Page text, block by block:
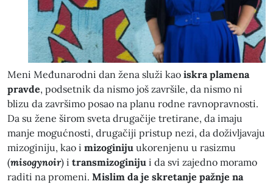
Meni Međunarodni dan žena služi kao iskra plamena
pravde, podsetnik da nismo još završile, da nismo ni
blizu da završimo posao na planu rodne ravnopravnosti.
Da su žene širom sveta drugačije tretirane, da imaju
manje mogućnosti, drugačiji pristup nezi, da doživljavaju
mizoginiju, kao i mizoginiju ukorenjenu u rasizmu
(misogynoir) i transmizoginiju i da svi zajedno moramo
raditi na promeni. Mislim da je skretanje pažnje na